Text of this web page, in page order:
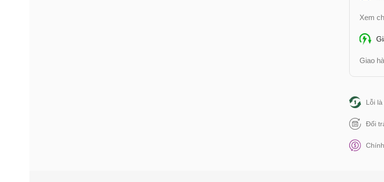
Xem
Giao
Lỗi
Đổi